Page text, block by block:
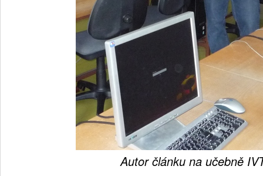
Autor článku na učebně